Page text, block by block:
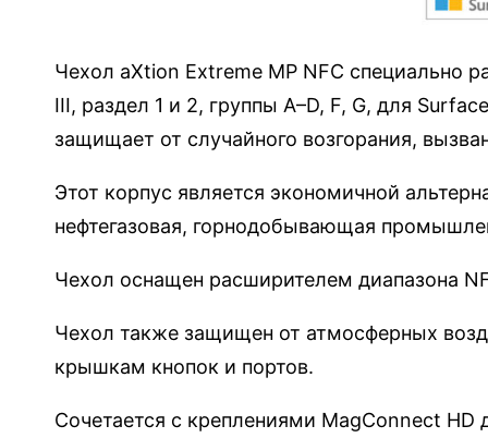
c
t
y
a
t
i
n
Чехол aXtion Extreme MP NFC специально
III, раздел 1 и 2, группы A–D, F, G, для
защищает от случайного возгорания,
Этот корпус является экономичной
нефтегазовая, горнодобывающая
Чехол оснащен расширителем диапазона
Чехол также защищен от атмосферных
крышкам кнопок и портов.
Сочетается с креплениями MagConnect